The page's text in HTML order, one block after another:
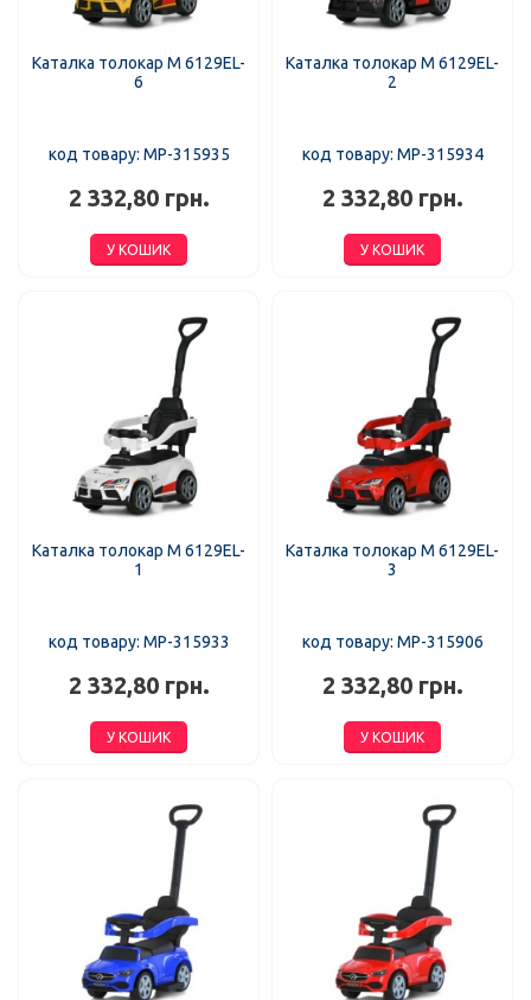
Каталка толокар M 6129EL-
6
код товару: MP-315935
2 332,80 грн.
У КОШИК
Каталка толокар M 6129EL-
2
код товару: MP-315934
2 332,80 грн.
У КОШИК
Каталка толокар M 6129EL-
1
код товару: MP-315933
2 332,80 грн.
У КОШИК
Каталка толокар M 6129EL-
3
код товару: MP-315906
2 332,80 грн.
У КОШИК